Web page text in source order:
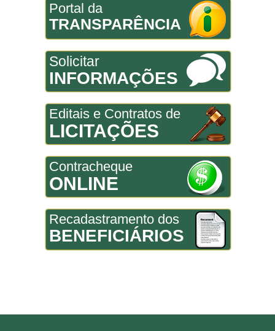
Portal da
TRANSPARÊNCIA
Solicitar
INFORMAÇÕES
Editais e Contratos de
LICITAÇÕES
Contracheque
ONLINE
Recadastramento dos
BENEFICIÁRIOS